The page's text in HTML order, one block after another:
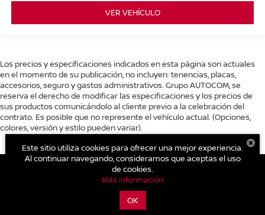
VER VEHÍCULO
Los precios y especificaciones indicados en esta página son actuales
en el momento de su publicación, no incluyen: tenencias, placas,
accesorios, seguro y gastos administrativos. Grupo AUTOCOM, se
reserva el derecho de modificar las especificaciones y los precios de
sus productos comunicándolo al cliente previo a la celebración del
contrato. Es posible que no represente el vehículo actual. (Opciones,
colores, versión y estilo pueden variar).
Michoacán de Ocampo,México
Aviso de Privacidad
Este sitio utiliza cookies para ofrecer una mejor experiencia.
Al continuar navegando, consideramos que aceptas el uso
de cookies.
Más información
OK